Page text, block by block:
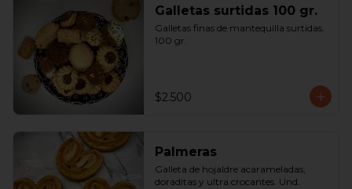
Galletas surtidas 100 gr.
Galletas finas de mantequilla surtidas.
100 gr.
$2.500
Palmeras
Galleta de hojaldre acarameladas,
doraditas y ultra crocantes. Und.